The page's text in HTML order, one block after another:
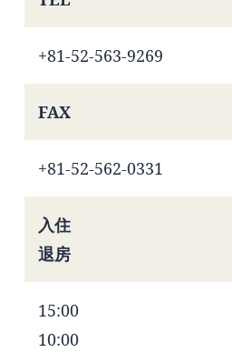
+81-52-563-9269
FAX
+81-52-562-0331
入住
退房
15:00
10:00